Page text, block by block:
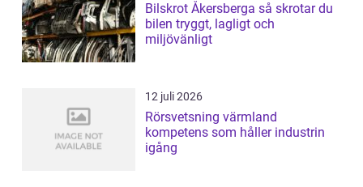
Bilskrot Åkersberga så skrotar du
bilen tryggt, lagligt och
miljövänligt
12 juli 2026
Rörsvetsning värmland
kompetens som håller industrin
igång